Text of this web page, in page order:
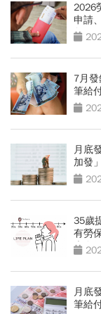
2026
申請
包
7月
筆給
月底
加發
35歲
有勞
光存
月底
筆給